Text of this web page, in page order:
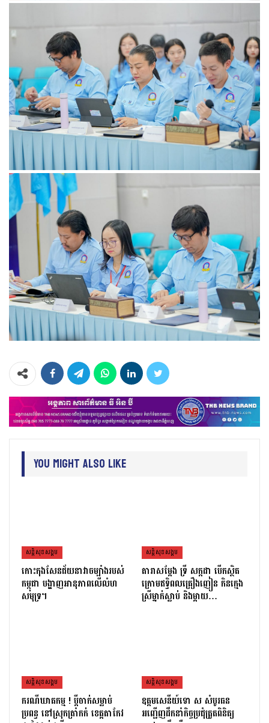
You Might Also Like
សន្តិសុខសង្គម
កោះកុងសែនជ័យនាវាចម្បាំងរបស់
កម្ពុជា បង្ហាញអានុភាពលើលំហ
សមុទ្រ។
សន្តិសុខសង្គម
តារាសម្ដែង ទ្រី សក្កដា បើកស្ថិត
ក្រោមឥទ្ធិពលគ្រឿងញៀន កិនក្មេង
ស្រីម្នាក់ស្លាប់ និងម្ដាយ…
សន្តិសុខសង្គម
ករណីឃាតកម្ម ! ប្ដីចាក់សម្លាប់
ប្រពន្ធ នៅស្រុកត្រាំកក់ ខេត្តតាកែវ
សន្តិសុខសង្គម
ឧត្តមសេនីយ៍ទោ ស សំបូរធន
អញ្ជើញដឹកនាំកិច្ចប្រជុំត្រួតពិនិត្យ​